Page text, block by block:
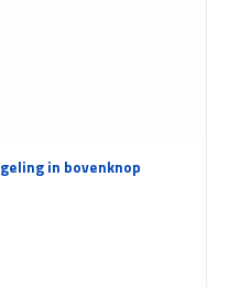
in bovenknop